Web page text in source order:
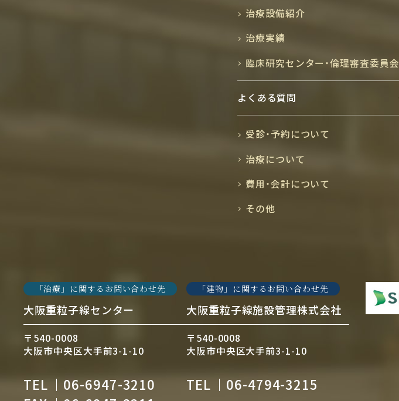
治療設備紹介
治療実績
臨床研究センター・倫理審査委員会
よくある質問
受診・予約について
治療について
費用・会計について
その他
「治療」に関するお問い合わせ先
大阪重粒子線センター
〒540-0008
大阪市中央区大手前3-1-10
TEL
06-6947-3210
「建物」に関するお問い合わせ先
大阪重粒子線施設管理株式会社
〒540-0008
大阪市中央区大手前3-1-10
TEL 06-4794-3215